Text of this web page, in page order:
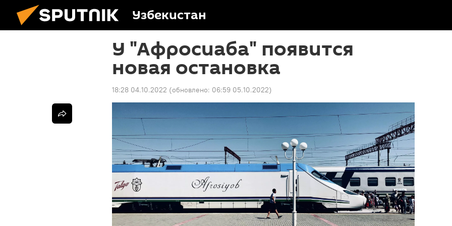
Узбекистан
У "Афросиаба" появится
новая остановка
18:28 04.10.2022 (обновлено: 06:59 05.10.2022)